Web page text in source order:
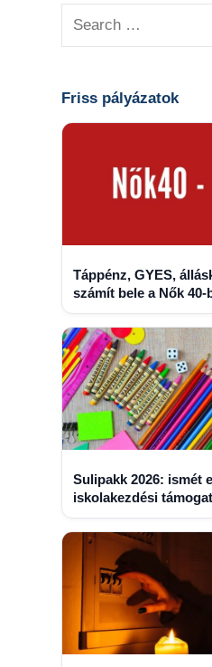
Search
Friss pályázatok
Táppénz, GYES,
számít bele a Nők 40-
Sulipakk 2026: ismét
iskolakezdési